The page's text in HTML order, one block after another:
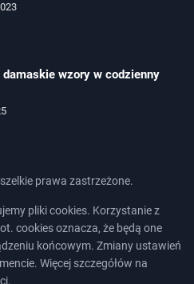
wzory w codzienny
prawa zastrzeżone.
pliki cookies. Korzystanie z
cookies oznacza, że będą one
końcowym. Zmiany ustawień
Więcej szczegółów na
.